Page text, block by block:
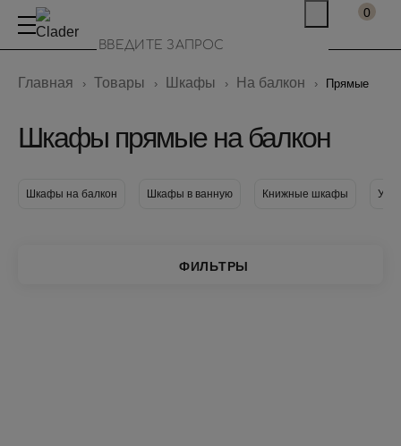
0
Главная Товары Шкафы На балкон Прямые
Шкафы прямые на балкон
Шкафы на балкон Шкафы в ванную Книжные шкафы
ФИЛЬТРЫ